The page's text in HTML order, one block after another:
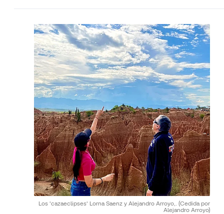
Los 'cazaeclipses' Lorna Saenz y Alejandro Arroyo,. (Cedida por
Alejandro Arroyo)